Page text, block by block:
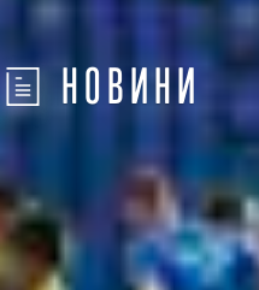
НОВИНИ